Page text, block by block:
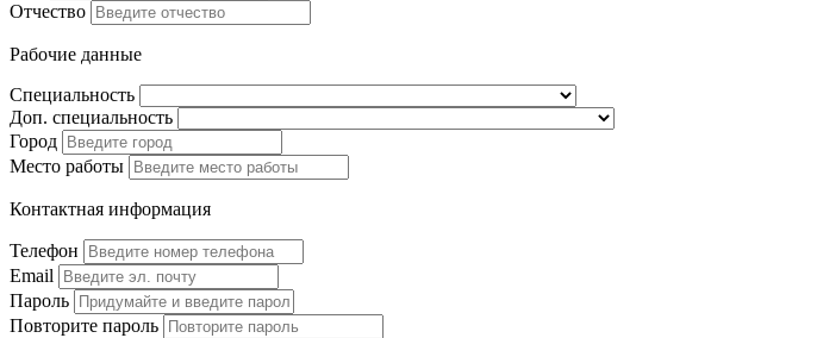
Отчество
Рабочие данные
Специальность
Доп. специальность
Город
Место работы
Контактная информация
Телефон
Email
Пароль
Повторите пароль